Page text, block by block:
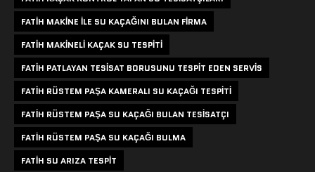
FATIH MAKINE ILE SU KAÇAĞINI BULAN FIRMA
FATIH MAKINELI KAÇAK SU TESPITI
FATIH PATLAYAN TESISAT BORUSUNU TESPIT EDEN SERVIS
FATIH RÜSTEM PAŞA KAMERALI SU KAÇAĞI TESPITI
FATIH RÜSTEM PAŞA SU KAÇAĞI BULAN TESISATÇI
FATIH RÜSTEM PAŞA SU KAÇAĞI BULMA
FATIH SU ARIZA TESPIT